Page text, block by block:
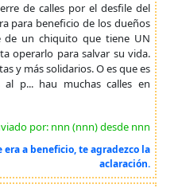
de calles por el desfile del
para beneficio de los dueños
de un chiquito que tiene UN
operarlo para salvar su vida.
y más solidarios. O es que es
p... hau muchas calles en
por: nnn (nnn) desde nnn
era a beneficio, te agradezco la
aclaración.